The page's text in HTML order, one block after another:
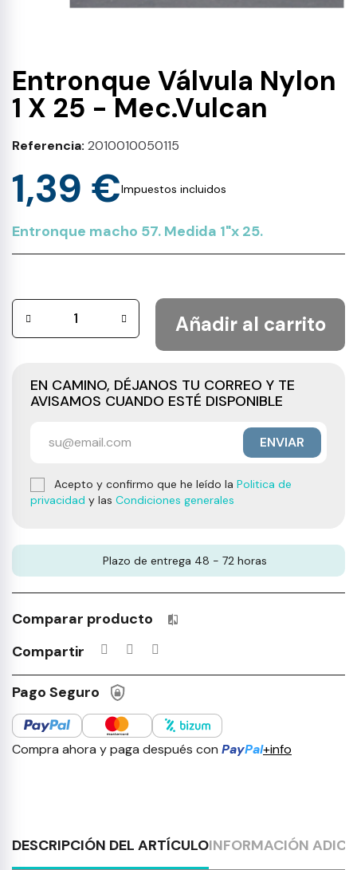
Entronque Válvula Nylon
1 X 25 - Mec.Vulcan
Referencia 2010010050115
1,39 €Impuestos incluidos
Entronque macho 57. Medida 1"x 25.
Añadir al carrito
EN CAMINO, DÉJANOS TU CORREO Y TE
AVISAMOS CUANDO ESTÉ DISPONIBLE
ENVIAR
Acepto y confirmo que he leído la Politica de
privacidad y las Condiciones generales
Plazo de entrega 48 - 72 horas
Comparar producto Productos incluidos en tu lista
Compartir
Pago Seguro
Compra ahora y paga después con PayPal+info
DESCRIPCIÓN DEL ARTÍCULOINFORMACIÓN